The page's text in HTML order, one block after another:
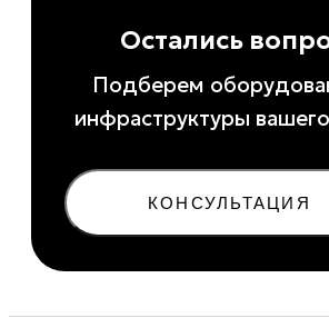
Остались
Подберем
инфраструктуры
КОНСУЛЬТАЦИЯ